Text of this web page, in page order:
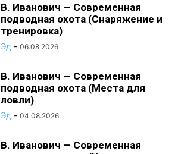
В. Иванович — Современная
подводная охота (Снаряжение и
тренировка)
Эд - 06.08.2026
В. Иванович — Современная
подводная охота (Места для
ловли)
Эд - 04.08.2026
В. Иванович — Современная